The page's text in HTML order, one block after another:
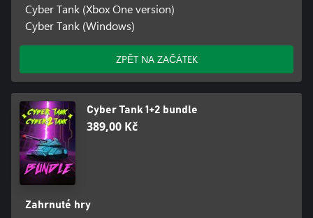
Cyber Tank (Xbox One version)
Cyber Tank (Windows)
ZPĚT NA ZAČÁTEK
Cyber Tank 1+2 bundle
389,00 Kč
Zahrnuté hry